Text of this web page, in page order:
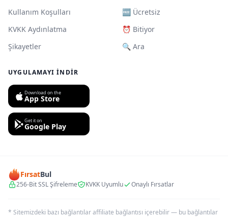
Kullanım Koşulları
KVKK Aydınlatma
Şikayetler
🆓 Ücretsiz
⏰ Bitiyor
🔍 Ara
UYGULAMAYI İNDIR
Download on the
App Store
Get it on
Google Play
FırsatBul
256-Bit SSL Şifreleme KVKK Uyumlu Onaylı Fırsatlar
* Sitemizdeki bazı bağlantılar affiliate bağlantısı içerebilir — bu bağlantılar